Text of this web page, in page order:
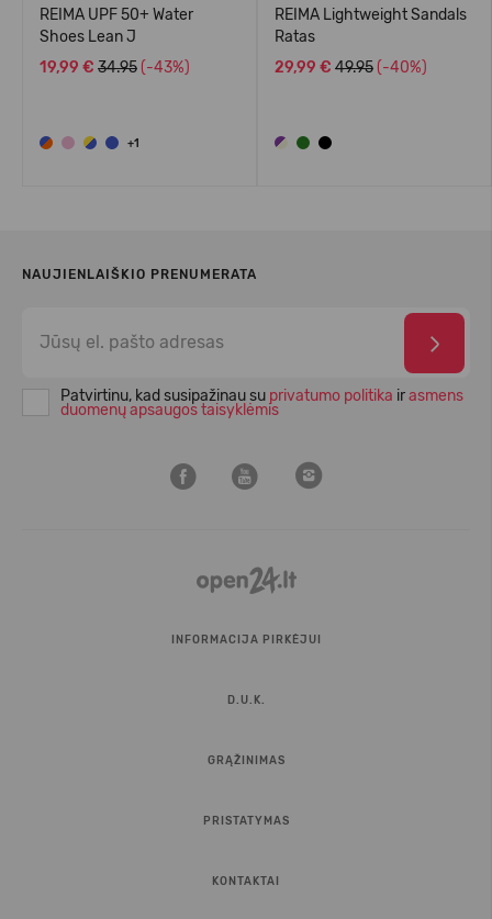
REIMA UPF 50+ Water
Shoes Lean J
19,99 € 34.95 (-43%)
+1
REIMA Lightweight Sandals
Ratas
29,99 € 49.95 (-40%)
NAUJIENLAIŠKIO PRENUMERATA
Patvirtinu, kad susipažinau su privatumo politika irasmens
duomenų apsaugos taisyklėmis
INFORMACIJA PIRKĖJUI
D.U.K.
GRĄŽINIMAS
PRISTATYMAS
KONTAKTAI